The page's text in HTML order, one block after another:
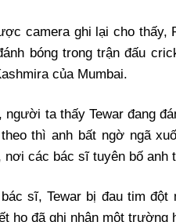
camera ghi lại cho thấy,
bóng trong trận đấu
của Mumbai.
người ta thấy Tewar đang
thì anh bất ngờ ngã
nơi các bác sĩ tuyên bố anh
sĩ, Tewar bị đau tim
họ đã ghi nhận một trường